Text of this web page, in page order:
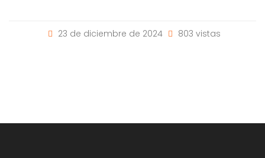
23 de diciembre de 2024 803 vistas